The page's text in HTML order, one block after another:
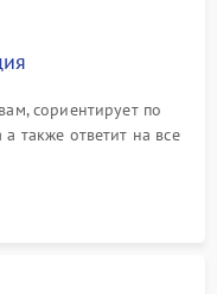
сориентирует по
также ответит на все